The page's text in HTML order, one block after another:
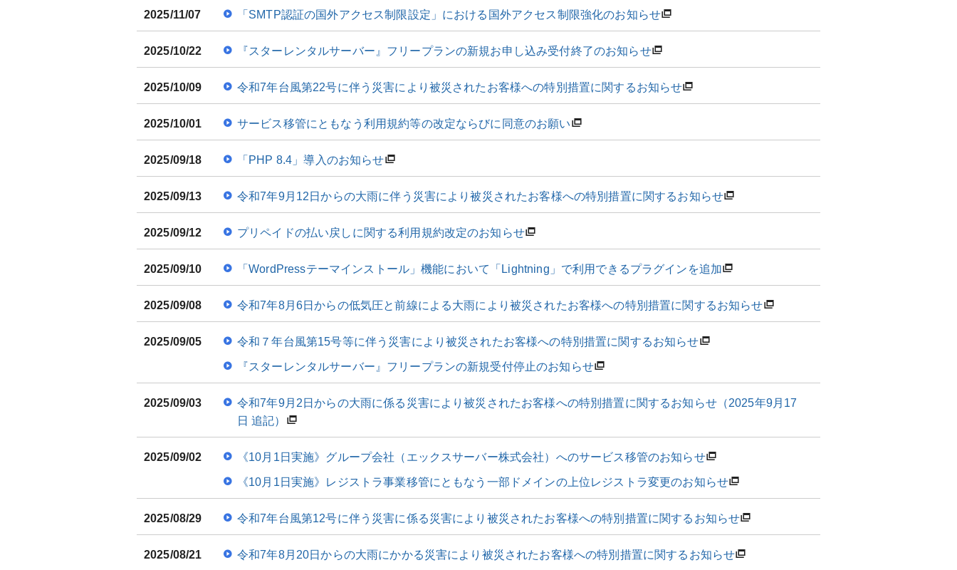
2025/11/07 「SMTP認証の国外アクセス制限設定」における国外アクセス制限強化のお知らせ
2025/10/22 『スターレンタルサーバー』フリープランの新規お申し込み受付終了のお知らせ
2025/10/09 令和7年台風第22号に伴う災害により被災されたお客様への特別措置に関するお知らせ
2025/10/01 サービス移管にともなう利用規約等の改定ならびに同意のお願い
2025/09/18 「PHP 8.4」導入のお知らせ
2025/09/13 令和7年9月12日からの大雨に伴う災害により被災されたお客様への特別措置に関するお知らせ
2025/09/12 プリペイドの払い戻しに関する利用規約改定のお知らせ
2025/09/10 「WordPressテーマインストール」機能において「Lightning」で利用できるプラグインを追加
2025/09/08 令和7年8月6日からの低気圧と前線による大雨により被災されたお客様への特別措置に関するお知らせ
2025/09/05 令和７年台風第15号等に伴う災害により被災されたお客様への特別措置に関するお知らせ
『スターレンタルサーバー』フリープランの新規受付停止のお知らせ
2025/09/03
令和7年9月2日からの大雨に係る災害により被災されたお客様への特別措置に関するお知らせ（2025年9月17
日 追記）
2025/09/02 《10月1日実施》グループ会社（エックスサーバー株式会社）へのサービス移管のお知らせ
《10月1日実施》レジストラ事業移管にともなう一部ドメインの上位レジストラ変更のお知らせ
2025/08/29 令和7年台風第12号に伴う災害に係る災害により被災されたお客様への特別措置に関するお知らせ
2025/08/21 令和7年8月20日からの大雨にかかる災害により被災されたお客様への特別措置に関するお知らせ